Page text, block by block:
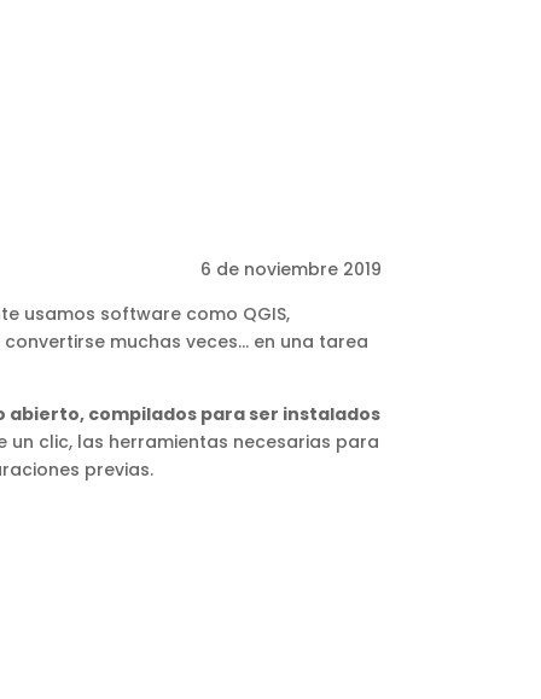
6 de noviembre 2019
usamos software como QGIS,
muchas veces… en una tarea
abierto, compilados para ser instalados
clic, las herramientas necesarias para
previas.